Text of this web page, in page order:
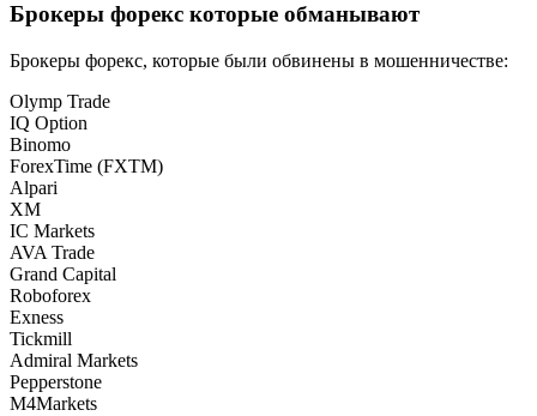
Брокеры форекс которые обманывают
Брокеры форекс, которые были обвинены в мошенничестве:
Olymp Trade
IQ Option
Binomo
ForexTime (FXTM)
Alpari
XM
IC Markets
AVA Trade
Grand Capital
Roboforex
Exness
Tickmill
Admiral Markets
Pepperstone
M4Markets